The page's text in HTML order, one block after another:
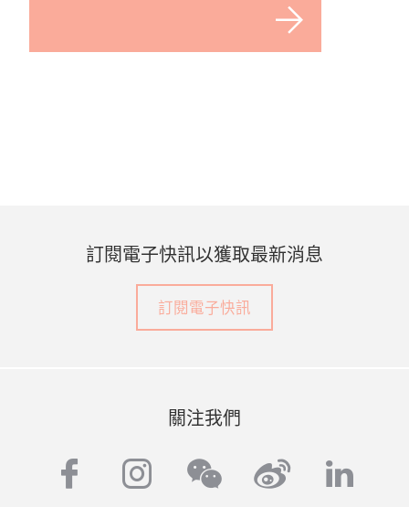
訂閱電子快訊以獲取最新消息
訂閱電子快訊
關注我們
facebook
instagram
wechatweibo